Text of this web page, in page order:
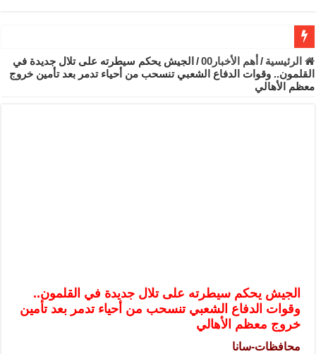
الأمن الداخلي يعثر على مقبرة جماعية في ريف اللاذقية تضم 9 جثامين
الوزير الشيباني يبحث في باريس تعزيز الاستقرار في سوريا
الرئيسية / أهم الأخبار00 / الجيش يحكم سيطرته على تلال جديدة في
القلمون.. وقوات الدفاع الشعبي تنسحب من أحياء تدمر بعد تأمين خروج
معظم الأهالي
الجيش يحكم سيطرته على تلال جديدة في القلمون..
وقوات الدفاع الشعبي تنسحب من أحياء تدمر بعد تأمين
خروج معظم الأهالي
محافظات-سانا